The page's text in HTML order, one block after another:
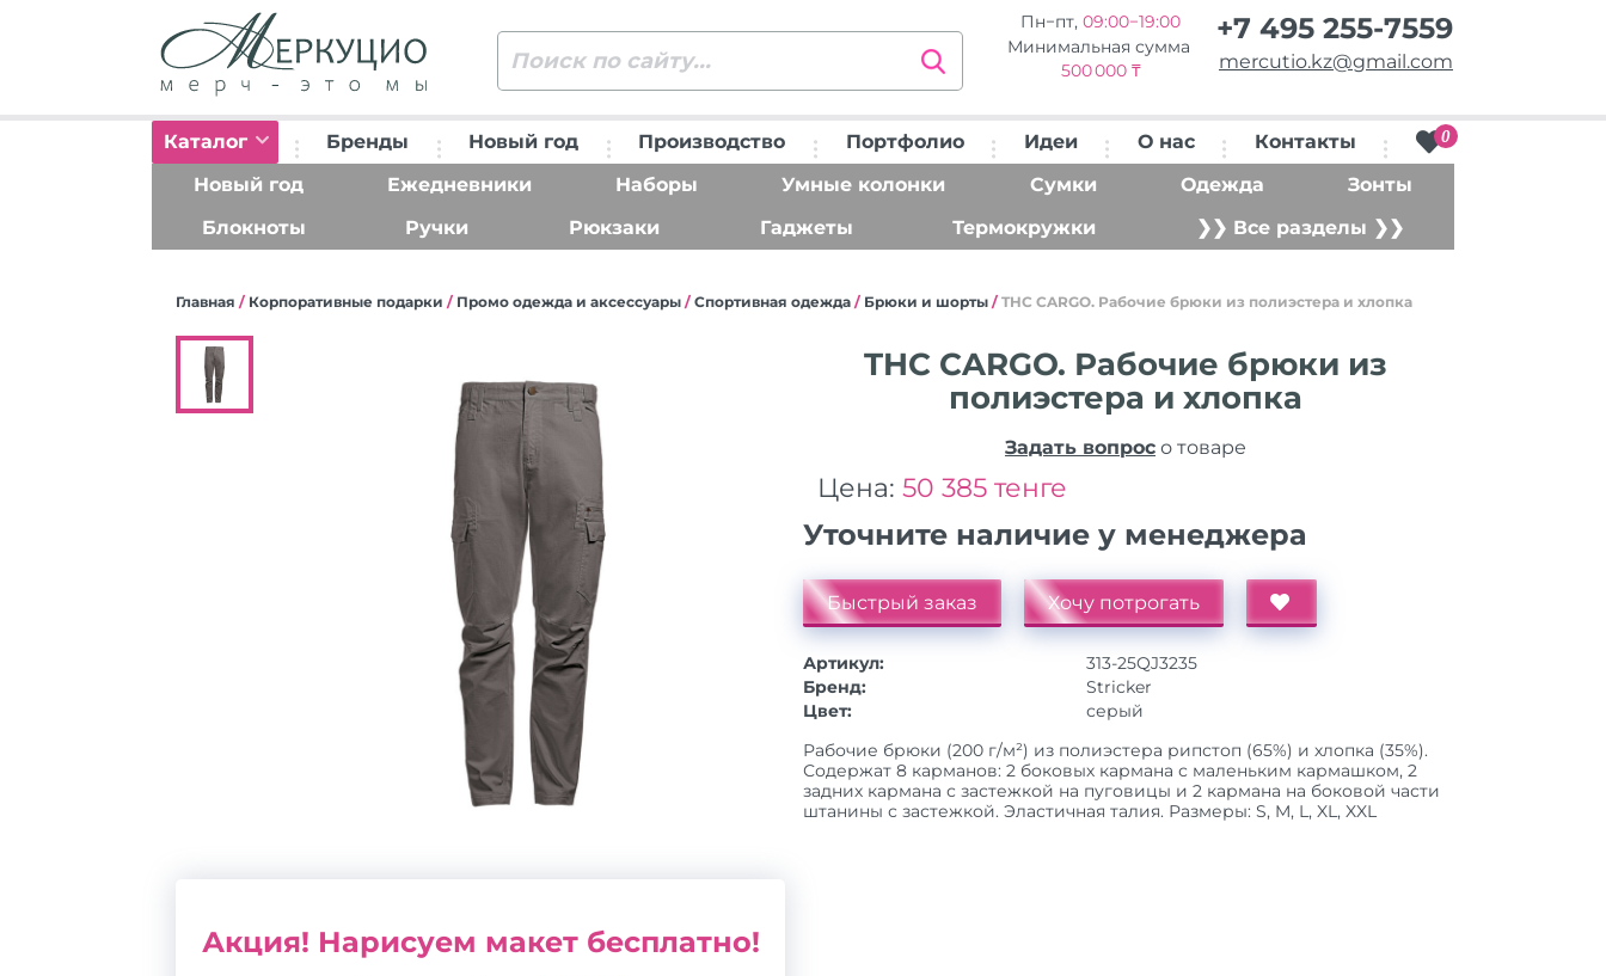
Пн−пт, 09:00−19:00
Минимальная сумма
500 000 ₸
+7 495 255-7559
mercutio.kz@gmail.com
Каталог Бренды Новый год Производство Портфолио Идеи О нас Контакты 0
Новый год Ежедневники Наборы Умные колонки Сумки Одежда
Зонты
Блокноты
Ручки Рюкзаки Гаджеты Термокружки ❯❯ Все разделы ❯❯
Главная / Корпоративные подарки / Промо одежда и аксессуары / Спортивная одежда / Брюки и шорты / THC CARGO. Рабочие брюки из полиэстера и хлопка
Акция! Нарисуем макет бесплатно!
THC CARGO. Рабочие брюки из
полиэстера и хлопка
Задать вопрос о товаре
Цена: 50 385 тенге
Уточните наличие у менеджера
Быстрый заказ Хочу потрогать
Артикул:
313-25QJ3235
Бренд:
Stricker
Цвет:
серый
Рабочие брюки (200 г/м²) из полиэстера рипстоп (65%) и хлопка (35%).
Содержат 8 карманов: 2 боковых кармана с маленьким кармашком, 2
задних кармана с застежкой на пуговицы и 2 кармана на боковой части
штанины с застежкой. Эластичная талия. Размеры: S, M, L, XL, XXL